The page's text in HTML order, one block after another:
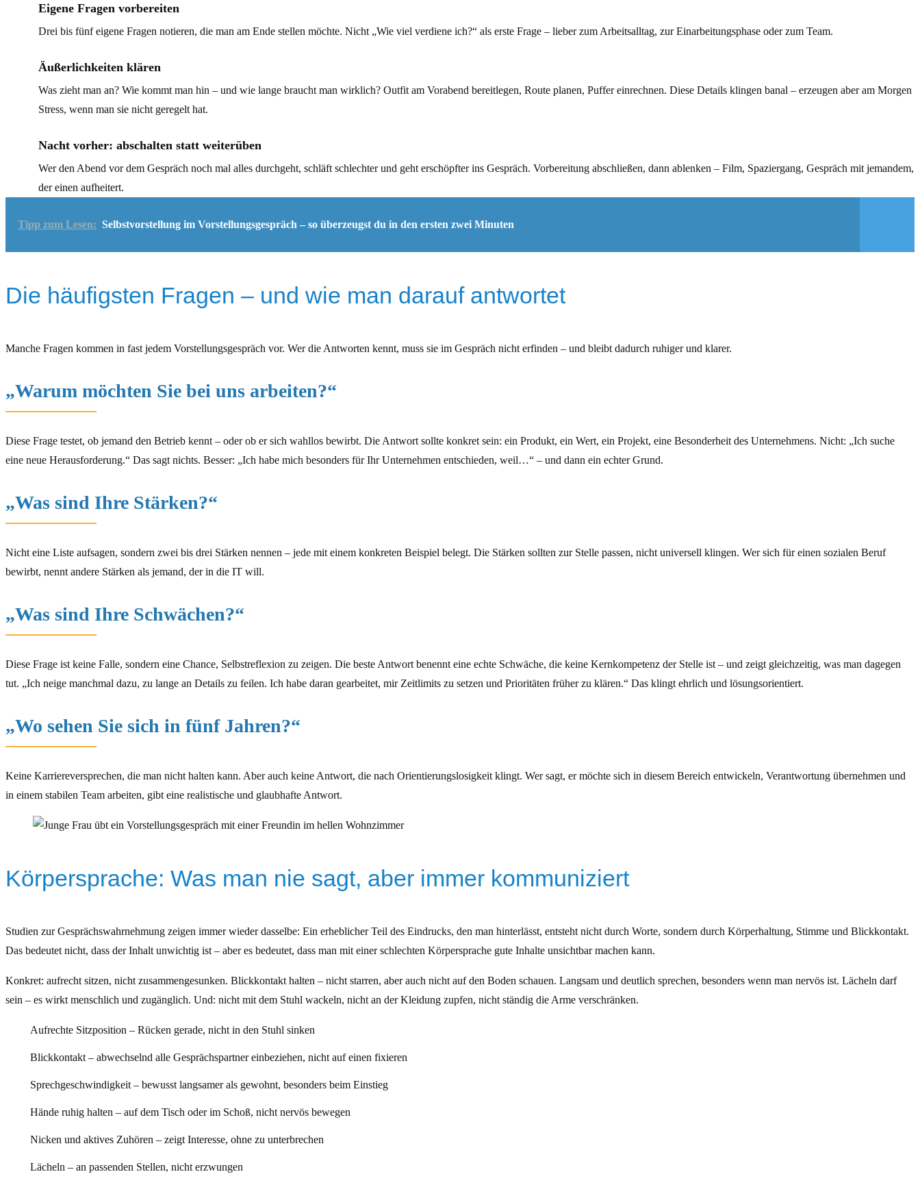
Eigene Fragen vorbereiten
Drei bis fünf eigene Fragen notieren, die man am Ende stellen möchte. Nicht „Wie viel verdiene ich?“ als erste Frage – lieber zum Arbeitsalltag, zur Einarbeitungsphase oder zum Team.
Äußerlichkeiten klären
Was zieht man an? Wie kommt man hin – und wie lange braucht man wirklich? Outfit am Vorabend bereitlegen, Route planen, Puffer einrechnen. Diese Details klingen banal – erzeugen aber am Morgen
Stress, wenn man sie nicht geregelt hat.
Nacht vorher: abschalten statt weiterüben
Wer den Abend vor dem Gespräch noch mal alles durchgeht, schläft schlechter und geht erschöpfter ins Gespräch. Vorbereitung abschließen, dann ablenken – Film, Spaziergang, Gespräch mit jemandem,
der einen aufheitert.
Tipp zum Lesen: Selbstvorstellung im Vorstellungsgespräch – so überzeugst du in den ersten zwei Minuten
Die häufigsten Fragen – und wie man darauf antwortet
Manche Fragen kommen in fast jedem Vorstellungsgespräch vor. Wer die Antworten kennt, muss sie im Gespräch nicht erfinden – und bleibt dadurch ruhiger und klarer.
„Warum möchten Sie bei uns arbeiten?“
Diese Frage testet, ob jemand den Betrieb kennt – oder ob er sich wahllos bewirbt. Die Antwort sollte konkret sein: ein Produkt, ein Wert, ein Projekt, eine Besonderheit des Unternehmens. Nicht: „Ich suche
eine neue Herausforderung.“ Das sagt nichts. Besser: „Ich habe mich besonders für Ihr Unternehmen entschieden, weil…“ – und dann ein echter Grund.
„Was sind Ihre Stärken?“
Nicht eine Liste aufsagen, sondern zwei bis drei Stärken nennen – jede mit einem konkreten Beispiel belegt. Die Stärken sollten zur Stelle passen, nicht universell klingen. Wer sich für einen sozialen Beruf
bewirbt, nennt andere Stärken als jemand, der in die IT will.
„Was sind Ihre Schwächen?“
Diese Frage ist keine Falle, sondern eine Chance, Selbstreflexion zu zeigen. Die beste Antwort benennt eine echte Schwäche, die keine Kernkompetenz der Stelle ist – und zeigt gleichzeitig, was man dagegen
tut. „Ich neige manchmal dazu, zu lange an Details zu feilen. Ich habe daran gearbeitet, mir Zeitlimits zu setzen und Prioritäten früher zu klären.“ Das klingt ehrlich und lösungsorientiert.
„Wo sehen Sie sich in fünf Jahren?“
Keine Karriereversprechen, die man nicht halten kann. Aber auch keine Antwort, die nach Orientierungslosigkeit klingt. Wer sagt, er möchte sich in diesem Bereich entwickeln, Verantwortung übernehmen und
in einem stabilen Team arbeiten, gibt eine realistische und glaubhafte Antwort.
Körpersprache: Was man nie sagt, aber immer kommuniziert
Studien zur Gesprächswahrnehmung zeigen immer wieder dasselbe: Ein erheblicher Teil des Eindrucks, den man hinterlässt, entsteht nicht durch Worte, sondern durch Körperhaltung, Stimme und Blickkontakt.
Das bedeutet nicht, dass der Inhalt unwichtig ist – aber es bedeutet, dass man mit einer schlechten Körpersprache gute Inhalte unsichtbar machen kann.
Konkret: aufrecht sitzen, nicht zusammengesunken. Blickkontakt halten – nicht starren, aber auch nicht auf den Boden schauen. Langsam und deutlich sprechen, besonders wenn man nervös ist. Lächeln darf
sein – es wirkt menschlich und zugänglich. Und: nicht mit dem Stuhl wackeln, nicht an der Kleidung zupfen, nicht ständig die Arme verschränken.
Aufrechte Sitzposition – Rücken gerade, nicht in den Stuhl sinken
Blickkontakt – abwechselnd alle Gesprächspartner einbeziehen, nicht auf einen fixieren
Sprechgeschwindigkeit – bewusst langsamer als gewohnt, besonders beim Einstieg
Hände ruhig halten – auf dem Tisch oder im Schoß, nicht nervös bewegen
Nicken und aktives Zuhören – zeigt Interesse, ohne zu unterbrechen
Lächeln – an passenden Stellen, nicht erzwungen